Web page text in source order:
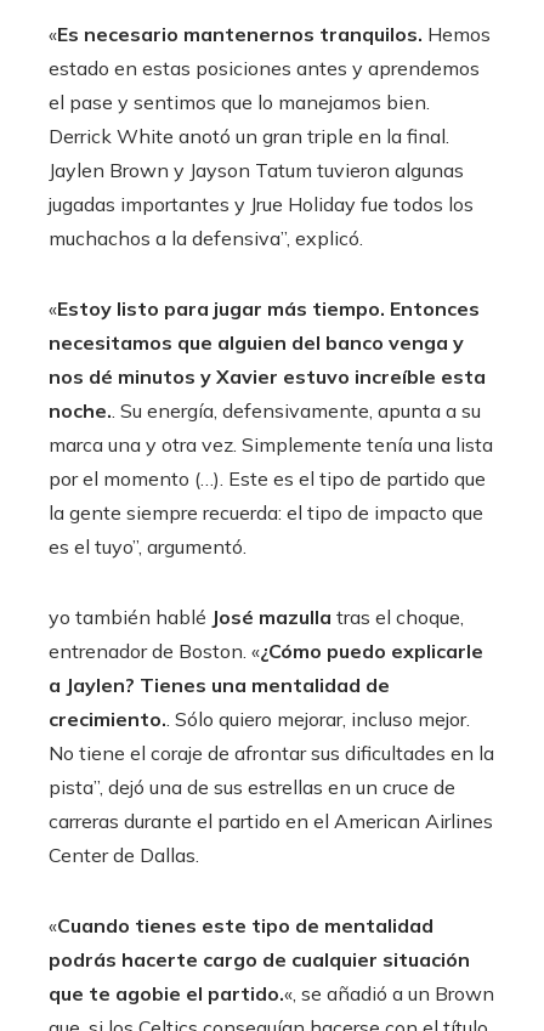
«Es necesario mantenernos tranquilos. Hemos
estado en estas posiciones antes y aprendemos
el pase y sentimos que lo manejamos bien.
Derrick White anotó un gran triple en la final.
Jaylen Brown y Jayson Tatum tuvieron algunas
jugadas importantes y Jrue Holiday fue todos los
muchachos a la defensiva”, explicó.
«Estoy listo para jugar más tiempo. Entonces
necesitamos que alguien del banco venga y
nos dé minutos y Xavier estuvo increíble esta
noche. . Su energía, defensivamente, apunta a su
marca una y otra vez. Simplemente tenía una lista
por el momento (…). Este es el tipo de partido que
la gente siempre recuerda: el tipo de impacto que
es el tuyo”, argumentó.
yo también hablé José mazulla tras el choque,
entrenador de Boston. «¿Cómo puedo explicarle
a Jaylen? Tienes una mentalidad de
crecimiento. . Sólo quiero mejorar, incluso mejor.
No tiene el coraje de afrontar sus dificultades en la
pista”, dejó una de sus estrellas en un cruce de
carreras durante el partido en el American Airlines
Center de Dallas.
«Cuando tienes este tipo de mentalidad
podrás hacerte cargo de cualquier situación
que te agobie el partido.«, se añadió a un Brown